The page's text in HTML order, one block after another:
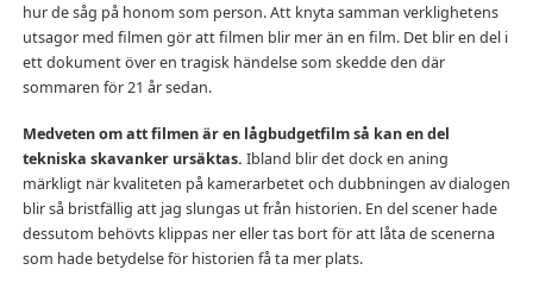
hur de såg på honom som person. Att knyta samman verklighetens
utsagor med filmen gör att filmen blir mer än en film. Det blir en del i
ett dokument över en tragisk händelse som skedde den där
sommaren för 21 år sedan.
Medveten om att filmen är en lågbudgetfilm så kan en del
tekniska skavanker ursäktas. Ibland blir det dock en aning
märkligt när kvaliteten på kamerarbetet och dubbningen av dialogen
blir så bristfällig att jag slungas ut från historien. En del scener hade
dessutom behövts klippas ner eller tas bort för att låta de scenerna
som hade betydelse för historien få ta mer plats.